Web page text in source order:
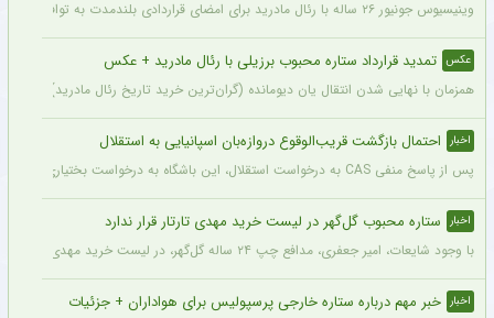
وینیسیوس جونیور ۲۶ ساله با رئال مادرید برای امضای قراردادی بلندمدت به توافق رسید که او را تا سال ۲۰۳۲ در سانتیاگو برنابئو نگه خواهد داشت و به شایعات درباره احتمال جدایی‌اش از این باشگاه پایان می‌دهد.
عکس تمدید قرارداد ستاره محبوب برزیلی با رئال مادرید + عکس
همزمان با نهایی شدن انتقال یان دیومانده (گران‌ترین خرید تاریخ رئال مادرید)، تمدید قرارداد
اخبار احتمال بازگشت قریب‌الوقوع دروازه‌بان اسپانیایی به استقلال
پس از پاسخ منفی CAS به درخواست استقلال، این باشگاه به درخواست بختیاری‌زاده قصد دارد قرارداد آنتونیو آدان، دروازه‌بان اسپانیایی فصل گذشته، را تمدید کند.
اخبار ستاره محبوب گل‌گهر در لیست خرید مهدی تارتار قرار ندارد
با وجود شایعات، امیر جعفری، مدافع چپ ۲۴ ساله گل‌گهر، در لیست خرید مهدی تارتار قرار ندارد.
اخبار خبر مهم درباره ستاره خارجی پرسپولیس برای هواداران + جزئیات